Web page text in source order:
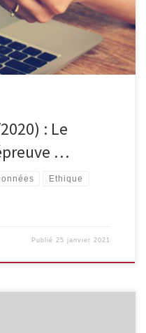
Envois de rapports
et de certificats […]
: Le
…
Ethique
Publié25 janvier 2021